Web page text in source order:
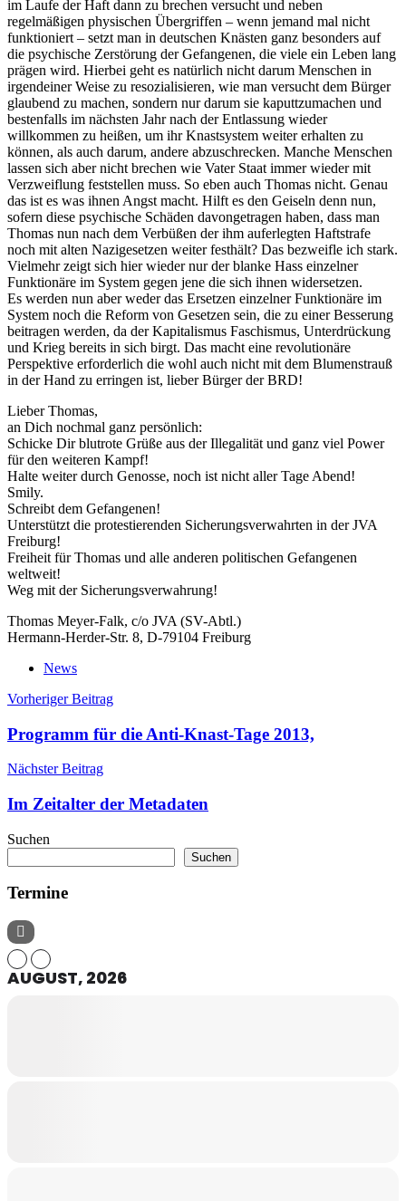
im Laufe der Haft dann zu brechen versucht und neben
regelmäßigen physischen Übergriffen – wenn jemand mal nicht
funktioniert – setzt man in deutschen Knästen ganz besonders auf
die psychische Zerstörung der Gefangenen, die viele ein Leben lang
prägen wird. Hierbei geht es natürlich nicht darum Menschen in
irgendeiner Weise zu resozialisieren, wie man versucht dem Bürger
glaubend zu machen, sondern nur darum sie kaputtzumachen und
bestenfalls im nächsten Jahr nach der Entlassung wieder
willkommen zu heißen, um ihr Knastsystem weiter erhalten zu
können, als auch darum, andere abzuschrecken. Manche Menschen
lassen sich aber nicht brechen wie Vater Staat immer wieder mit
Verzweiflung feststellen muss. So eben auch Thomas nicht. Genau
das ist es was ihnen Angst macht. Hilft es den Geiseln denn nun,
sofern diese psychische Schäden davongetragen haben, dass man
Thomas nun nach dem Verbüßen der ihm auferlegten Haftstrafe
noch mit alten Nazigesetzen weiter festhält? Das bezweifle ich stark.
Vielmehr zeigt sich hier wieder nur der blanke Hass einzelner
Funktionäre im System gegen jene die sich ihnen widersetzen.
Es werden nun aber weder das Ersetzen einzelner Funktionäre im
System noch die Reform von Gesetzen sein, die zu einer Besserung
beitragen werden, da der Kapitalismus Faschismus, Unterdrückung
und Krieg bereits in sich birgt. Das macht eine revolutionäre
Perspektive erforderlich die wohl auch nicht mit dem Blumenstrauß
in der Hand zu erringen ist, lieber Bürger der BRD!
Lieber Thomas,
an Dich nochmal ganz persönlich:
Schicke Dir blutrote Grüße aus der Illegalität und ganz viel Power
für den weiteren Kampf!
Halte weiter durch Genosse, noch ist nicht aller Tage Abend!
Smily.
Schreibt dem Gefangenen!
Unterstützt die protestierenden Sicherungsverwahrten in der JVA
Freiburg!
Freiheit für Thomas und alle anderen politischen Gefangenen
weltweit!
Weg mit der Sicherungsverwahrung!
Thomas Meyer-Falk, c/o JVA (SV-Abtl.)
Hermann-Herder-Str. 8, D-79104 Freiburg
News
Beitragsnavigation
Vorheriger Beitrag
Programm für die Anti-Knast-Tage 2013,
Nächster Beitrag
Im Zeitalter der Metadaten
Suchen
Suchen
Termine
AUGUST, 2026